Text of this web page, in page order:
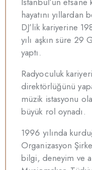
hayatını yıllardan
DJ’lik kariyerine
yılı aşkın süre 29
yaptı.
Radyoculuk
direktörlüğünü
müzik istasyonu
büyük rol oynadı.
1996 yılında
Organizasyon
bilgi, deneyim ve